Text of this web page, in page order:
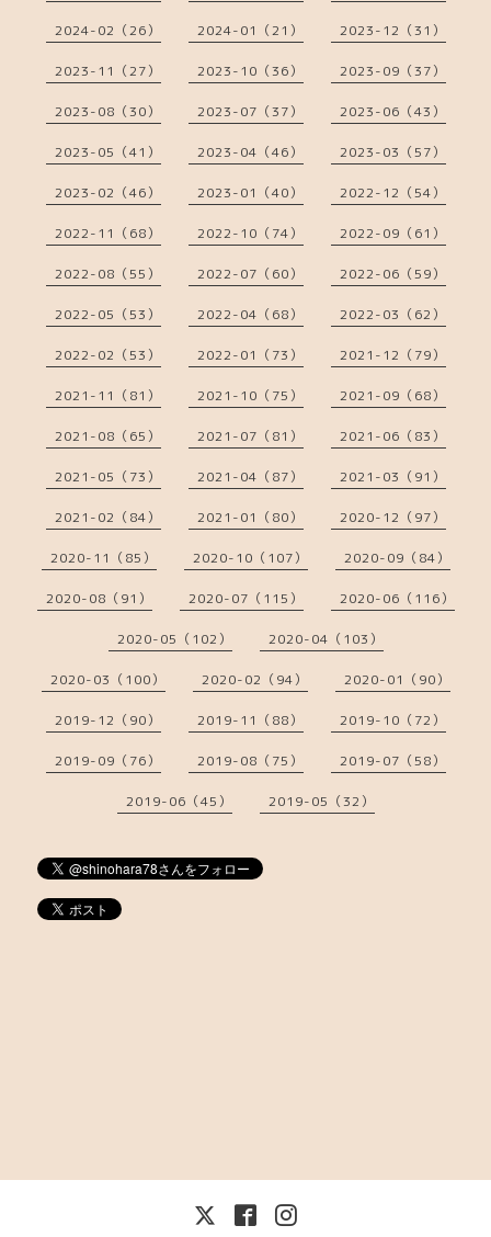
2024-02（26） 2024-01（21） 2023-12（31）
2023-11（27） 2023-10（36） 2023-09（37）
2023-08（30） 2023-07（37） 2023-06（43）
2023-05（41） 2023-04（46） 2023-03（57）
2023-02（46） 2023-01（40） 2022-12（54）
2022-11（68） 2022-10（74） 2022-09（61）
2022-08（55） 2022-07（60） 2022-06（59）
2022-05（53） 2022-04（68） 2022-03（62）
2022-02（53） 2022-01（73） 2021-12（79）
2021-11（81） 2021-10（75） 2021-09（68）
2021-08（65） 2021-07（81） 2021-06（83）
2021-05（73） 2021-04（87） 2021-03（91）
2021-02（84） 2021-01（80） 2020-12（97）
2020-11（85） 2020-10（107） 2020-09（84）
2020-08（91） 2020-07（115） 2020-06（116）
2020-05（102） 2020-04（103）
2020-03（100） 2020-02（94） 2020-01（90）
2019-12（90） 2019-11（88） 2019-10（72）
2019-09（76） 2019-08（75） 2019-07（58）
2019-06（45） 2019-05（32）